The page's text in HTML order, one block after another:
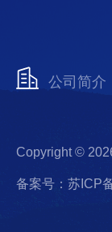
公司简介
Copyright ©
备案号：苏ICP